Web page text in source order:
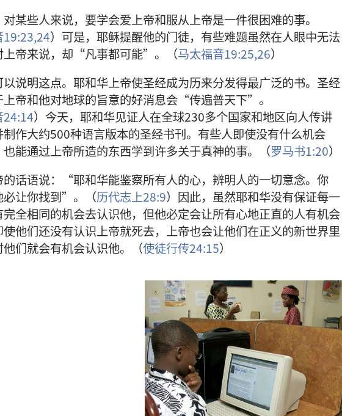
对某些人来说， 要学会爱上帝和服从上帝是一件很困难的事。
19:23,24） 可是， 耶稣提醒他的门徒， 有些难题虽然在人眼中无法
上帝来说， 却 “凡事都可能”。（马太福音19:25,26）
以说明这点。 耶和华上帝使圣经成为历来分发得最广泛的书。 圣经
上帝和他对地球的旨意的好消息会 “传遍普天下”。
24:14） 今天， 耶和华见证人在全球230多个国家和地区向人传讲
制作大约500种语言版本的圣经书刊。 有些人即使没有什么机会
也能通过上帝所造的东西学到许多关于真神的事。（罗马书1:20）
的话语说：“耶和华能鉴察所有人的心， 辨明人的一切意念。 你
必让你找到”。（历代志上28:9） 因此， 虽然耶和华没有保证每一
完全相同的机会去认识他， 但他必定会让所有心地正直的人有机会
使他们还没有认识上帝就死去， 上帝也会让他们在正义的新世界里
他们就会有机会认识他。（使徒行传24:15）